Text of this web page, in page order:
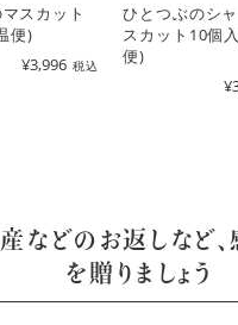
スカット
便)
¥3,996 税込
ひとつぶのシ
スカット10個
便)
¥
などのお返しなど
を贈りましょう